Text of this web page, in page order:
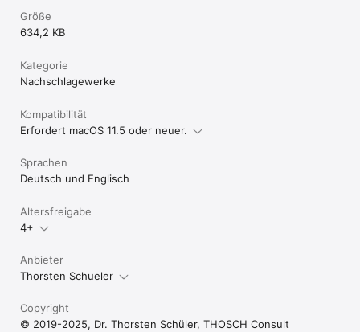
Größe
634,2 KB
Kategorie
Nachschlagewerke
Kompatibilität
Erfordert macOS 11.5 oder neuer.
Sprachen
Deutsch und Englisch
Altersfreigabe
4+
Anbieter
Thorsten Schueler
Copyright
© 2019-2025, Dr. Thorsten Schüler, THOSCH Consult